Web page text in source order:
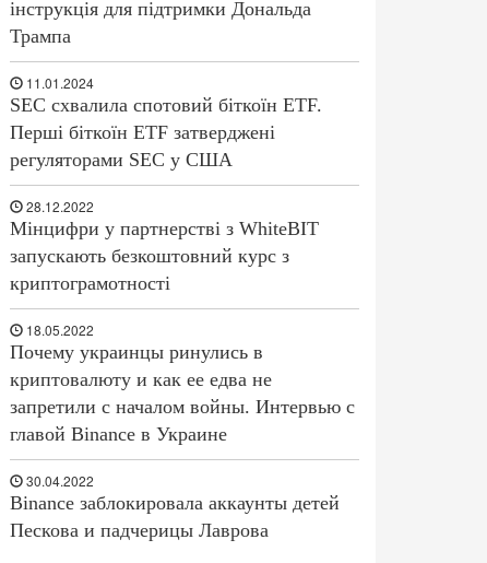
інструкція для підтримки Дональда
Трампа
11.01.2024
SEC схвалила спотовий біткоїн ETF.
Перші біткоїн ETF затверджені
регуляторами SEC у США
28.12.2022
Мінцифри у партнерстві з WhiteBIT
запускають безкоштовний курс з
криптограмотності
18.05.2022
Почему украинцы ринулись в
криптовалюту и как ее едва не
запретили с началом войны. Интервью с
главой Binance в Украине
30.04.2022
Binance заблокировала аккаунты детей
Пескова и падчерицы Лаврова